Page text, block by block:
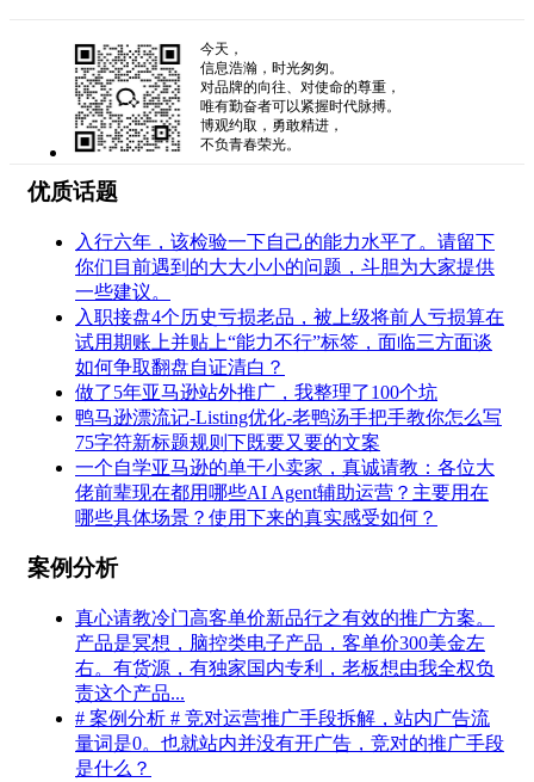
今天，
信息浩瀚，时光匆匆。
对品牌的向往、对使命的尊重，
唯有勤奋者可以紧握时代脉搏。
博观约取，勇敢精进，
不负青春荣光。
优质话题
入行六年，该检验一下自己的能力水平了。请留下
你们目前遇到的大大小小的问题，斗胆为大家提供
一些建议。
入职接盘4个历史亏损老品，被上级将前人亏损算在
试用期账上并贴上“能力不行”标签，面临三方面谈
如何争取翻盘自证清白？
做了5年亚马逊站外推广，我整理了100个坑
鸭马逊漂流记-Listing优化-老鸭汤手把手教你怎么写
75字符新标题规则下既要又要的文案
一个自学亚马逊的单干小卖家，真诚请教：各位大
佬前辈现在都用哪些AI Agent辅助运营？主要用在
哪些具体场景？使用下来的真实感受如何？
案例分析
真心请教冷门高客单价新品行之有效的推广方案。
产品是冥想，脑控类电子产品，客单价300美金左
右。有货源，有独家国内专利，老板想由我全权负
责这个产品...
# 案例分析 # 竞对运营推广手段拆解，站内广告流
量词是0。也就站内并没有开广告，竞对的推广手段
是什么？